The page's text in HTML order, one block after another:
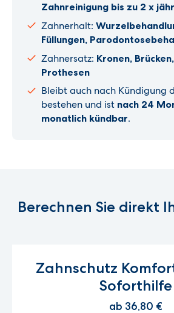
Zahnreinigung bis zu 2 x
Zahnerhalt:
Füllungen,
Zahnersatz: Kronen,
Prothesen
Bleibt auch nach Kündigung
bestehen und ist nach 24
monatlich kündbar.
Berechnen Sie direkt
Zahnschutz
Soforthilfe
ab 36,80 €